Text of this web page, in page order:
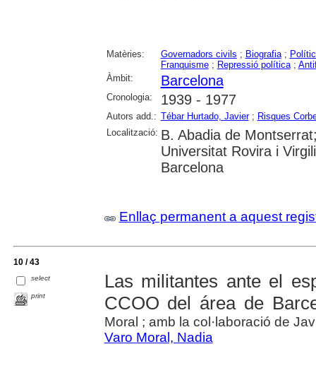
Matèries: Governadors civils ; Biografia;
Franquisme; Repressió política;
Àmbit:
Barcelona
Cronologia: 1939 - 1977
Autors add.: Tébar Hurtado, Javier; Risques
Localització: B. Abadia de
Universitat Rovira i
Barcelona
Enllaç permanent a aquest
10 / 43
select
print
Las militantes ante el
CCOO del área de
Moral ; amb la col·laboració de
Varo Moral, Nadia